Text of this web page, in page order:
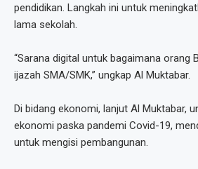
pendidikan. Langkah ini untuk
lama sekolah.
“Sarana digital untuk bagaimana orang
ijazah SMA/SMK,” ungkap Al Muktabar.
Di bidang ekonomi, lanjut Al Muktabar,
ekonomi paska pandemi Covid-19,
untuk mengisi pembangunan.